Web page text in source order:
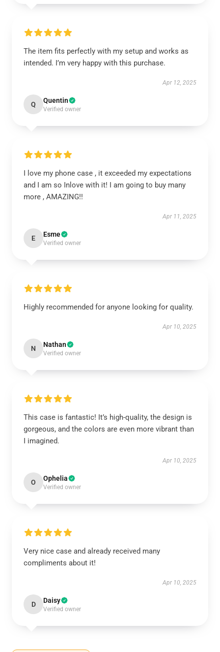
The item fits perfectly with my setup and works as
intended. I’m very happy with this purchase.
Apr 12, 2025
Q Quentin
Verified owner
I love my phone case , it exceeded my expectations
and I am so Inlove with it! I am going to buy many
more , AMAZING!!
Apr 11, 2025
E Esme
Verified owner
Highly recommended for anyone looking for quality.
Apr 10, 2025
N Nathan
Verified owner
This case is fantastic! It’s high-quality, the design is
gorgeous, and the colors are even more vibrant than
I imagined.
Apr 10, 2025
O Ophelia
Verified owner
Very nice case and already received many
compliments about it!
Apr 10, 2025
D Daisy
Verified owner